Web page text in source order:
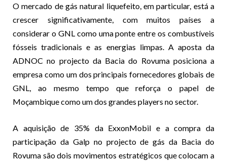
O mercado de gás natural liquefeito, em particular, está a
crescer significativamente, com muitos países a
considerar o GNL como uma ponte entre os combustíveis
fósseis tradicionais e as energias limpas. A aposta da
ADNOC no projecto da Bacia do Rovuma posiciona a
empresa como um dos principais fornecedores globais de
GNL, ao mesmo tempo que reforça o papel de
Moçambique como um dos grandes players no sector.
A aquisição de 35% da ExxonMobil e a compra da
participação da Galp no projecto de gás da Bacia do
Rovuma são dois movimentos estratégicos que colocam a